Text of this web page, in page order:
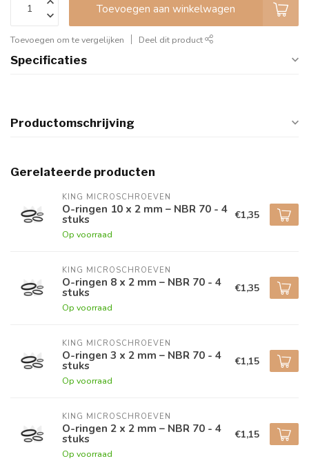
Toevoegen aan winkelwagen
Toevoegen om te vergelijken Deel dit product
Specificaties
Productomschrijving
Gerelateerde producten
KING MICROSCHROEVEN
O-ringen 10 x 2 mm – NBR 70 - 4
stuks
Op voorraad
€1,35
KING MICROSCHROEVEN
O-ringen 8 x 2 mm – NBR 70 - 4
stuks
Op voorraad
€1,35
KING MICROSCHROEVEN
O-ringen 3 x 2 mm – NBR 70 - 4
stuks
Op voorraad
€1,15
KING MICROSCHROEVEN
O-ringen 2 x 2 mm – NBR 70 - 4
stuks
Op voorraad
€1,15